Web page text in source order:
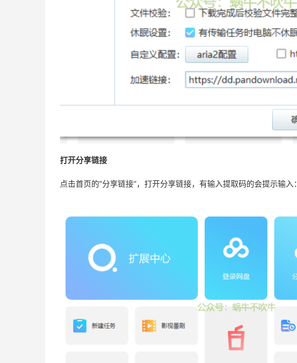
打开分享链接
点击首页的“分享链接”，打开分享链接，有输入提取码的会提示输入：